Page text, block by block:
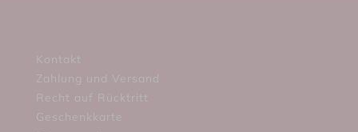
Kontakt
Zahlung und Versand
Recht auf Rücktritt
Geschenkkarte